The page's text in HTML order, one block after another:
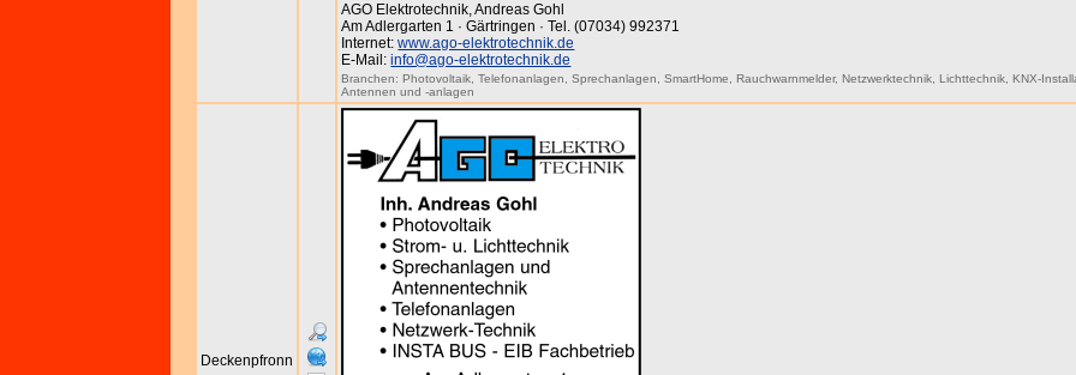
AGO Elektrotechnik, Andreas Gohl
Am Adlergarten 1 · Gärtringen · Tel. (07034) 992371
Internet:www.ago-elektrotechnik.de
E-Mail:info@ago-elektrotechnik.de
Branchen:Photovoltaik ,Telefonanlagen ,Sprechanlagen ,SmartHome ,Rauchwarnmelder,Netzwerktechnik ,Lichttechnik ,KNX-
Antennen und -anlagen
Deckenpfronn